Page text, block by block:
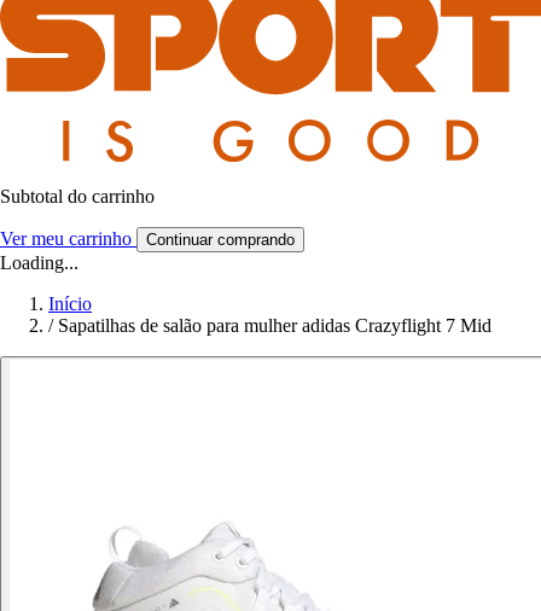
Subtotal do carrinho
Ver meu carrinho Continuar comprando
Loading...
Início
/ Sapatilhas de salão para mulher adidas Crazyflight 7 Mid